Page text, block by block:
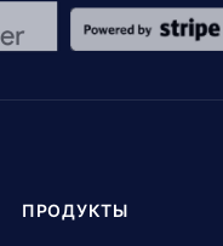
ПРОДУКТЫ